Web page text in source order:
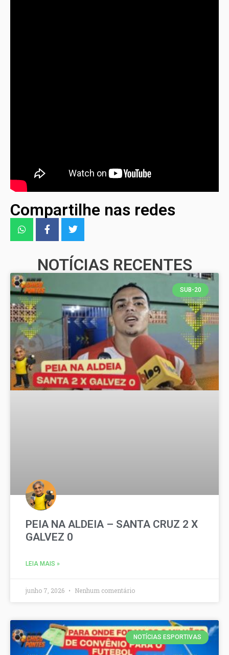
Compartilhe nas redes
NOTÍCIAS RECENTES
SUB-20
PEIA NA ALDEIA – SANTA CRUZ 2 X
GALVEZ 0
LEIA MAIS »
junho 7, 2026 Nenhum comentário
NOTÍCIAS ESPORTIVAS